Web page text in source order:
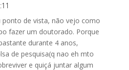
ponto de vista, não vejo como
fazer um doutorado. Porque
durante 4 anos,
de pesquisa(q nao eh mto
e quiçá juntar algum